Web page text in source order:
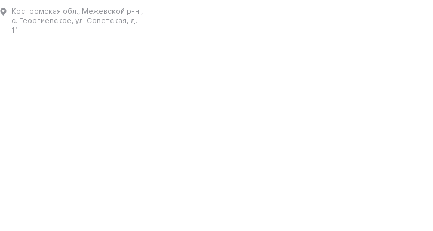
наследие края. В результате
были собраны 800 экспонатов, и
Костромская обл., Межевской р-н.,
с. Георгиевское, ул. Советская, д.
11